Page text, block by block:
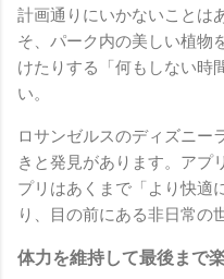
計画通りにいかないことは
そ、パーク内の美しい植物
けたりする「何もしない時
い。
ロサンゼルスのディズニー
きと発見があります。アプ
プリはあくまで「より快適
り、目の前にある非日常の
体力を維持して最後まで